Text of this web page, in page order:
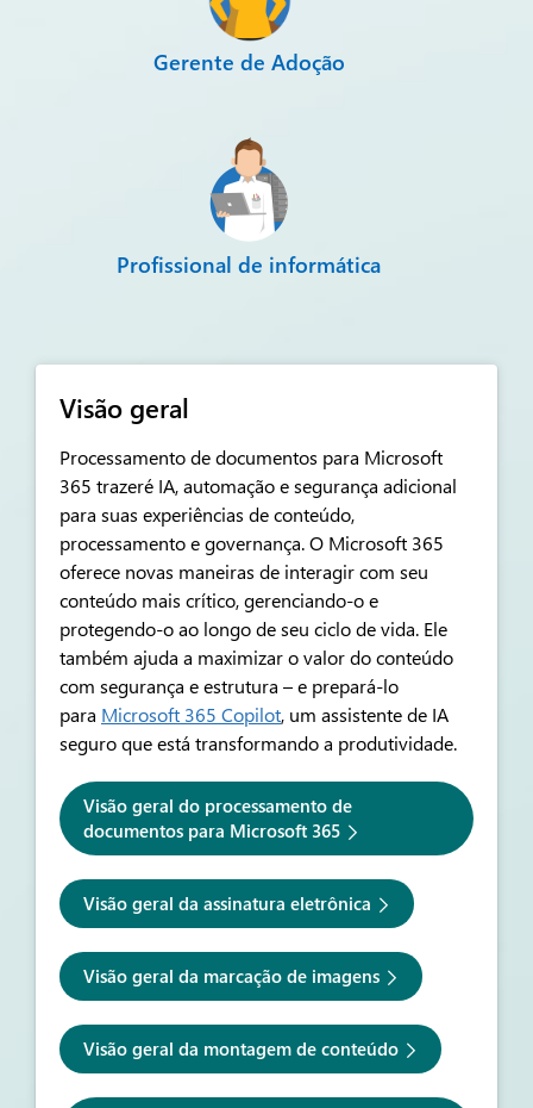
Gerente de Adoção
Profissional de informática
Visão geral
Processamento de documentos para Microsoft
365 trazeré IA, automação e segurança adicional
para suas experiências de conteúdo,
processamento e governança. O Microsoft 365
oferece novas maneiras de interagir com seu
conteúdo mais crítico, gerenciando-o e
protegendo-o ao longo de seu ciclo de vida. Ele
também ajuda a maximizar o valor do conteúdo
com segurança e estrutura – e prepará-lo
para Microsoft 365 Copilot, um assistente de IA
seguro que está transformando a produtividade.
Visão geral do processamento de
documentos para Microsoft 365
Visão geral da assinatura eletrônica
Visão geral da marcação de imagens
Visão geral da montagem de conteúdo